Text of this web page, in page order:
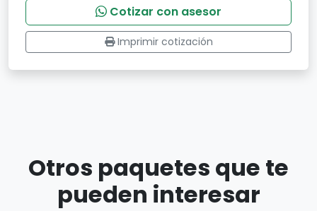
Cotizar con asesor
Imprimir cotización
Otros paquetes que te
pueden interesar